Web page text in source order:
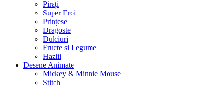
Pirați
Super Eroi
Prințese
Dragoste
Dulciuri
Fructe și Legume
Hazlii
Desene Animate
Mickey & Minnie Mouse
Stitch